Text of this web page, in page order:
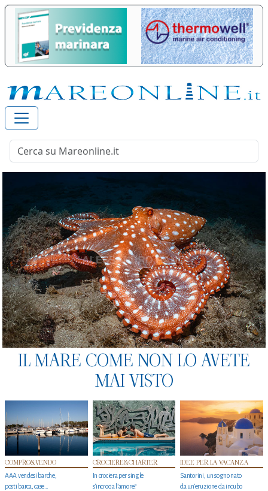
IL MARE COME NON LO AVETE
MAI VISTO
COMPRO&VENDO
AAA vendesi barche,
posti barca, case…
CROCIERE&CHARTER
In crociera per single
s'incrocia l’amore?
IDEE PER LA VACANZA
Santorini, un sogno nato
da un’eruzione da incubo